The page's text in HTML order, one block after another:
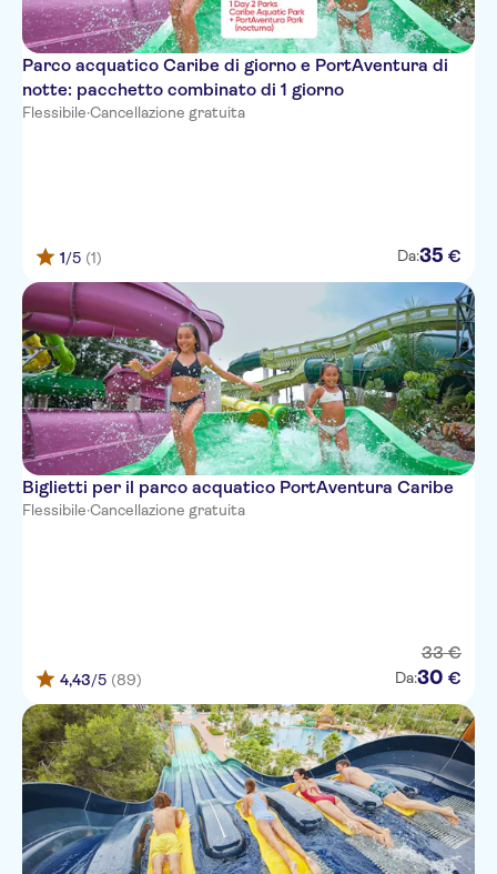
Parco acquatico Caribe di giorno e PortAventura di
notte: pacchetto combinato di 1 giorno
Flessibile·Cancellazione gratuita
1/5 (1) Da:35 €
Biglietti per il parco acquatico PortAventura Caribe
Flessibile·Cancellazione gratuita
4,43/5 (89)
33 €
Da:30 €